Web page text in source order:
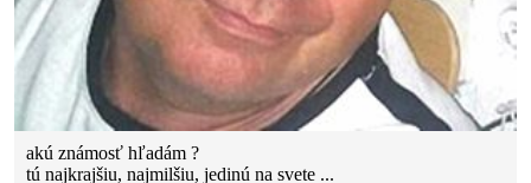
akú známosť hľadám ?
tú najkrajšiu, najmilšiu, jedinú na svete ...